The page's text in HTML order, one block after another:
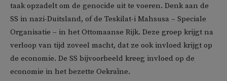
taak opzadelt om de genocide uit te voeren. Denk aan de
SS in nazi-Duitsland, of de Teskilat-i Mahsusa – Speciale
Organisatie – in het Ottomaanse Rijk. Deze groep krijgt na
verloop van tijd zoveel macht, dat ze ook invloed krijgt op
de economie. De SS bijvoorbeeld kreeg invloed op de
economie in het bezette Oekraïne.